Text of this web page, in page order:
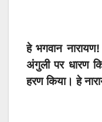
हे भगवान नारायण
अंगुली पर धारण
हरण किया। हे